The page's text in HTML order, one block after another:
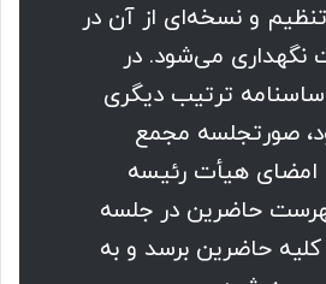
و نسخه‌ای از آن در
نگهداری می‌شود. در
ترتیب دیگری
صورتجلسه مجمع
امضای هیأت رئیسه
حاضرین در جلسه
حاضرین برسد و به